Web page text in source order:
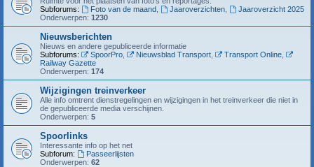
Subforums:
Foto van de maand, Jaaroverzichten,
Jaaroverzicht 2025
Onderwerpen: 1230
Nieuwsberichten
Nieuws en andere gepubliceerde informatie
Subforums:
SpoorPro, Nieuwsblad Transport, Transport Online,
Railway Gazette
Onderwerpen: 174
Wijzigingen treinverkeer
Alle info omtrent dienstregelingen en wijzigingen in het treinverkeer die niet in
de gepubliceerde media verschijnen.
Onderwerpen: 5
Spoorlinks
Interessante info op het net
Subforum:
Passeerlijsten
Onderwerpen: 62